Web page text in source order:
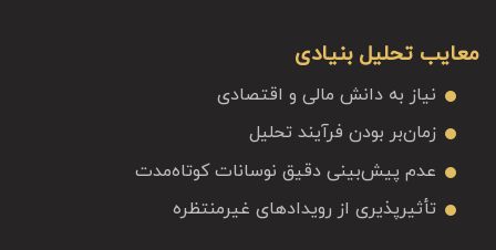
معایب تحلیل بنیادی
نیاز به دانش مالی و اقتصادی
زمان‌بر بودن فرآیند تحلیل
عدم پیش‌بینی دقیق نوسانات کوتاه‌مدت
تأثیرپذیری از رویدادهای غیرمنتظره